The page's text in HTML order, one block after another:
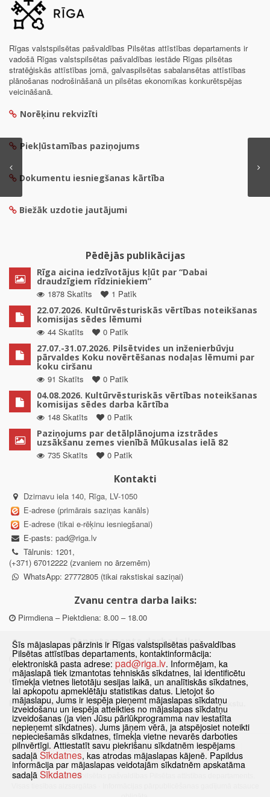
Rīgas valstspilsētas pašvaldības Pilsētas attīstības departaments ir
vadošā Rīgas valstspilsētas pašvaldības iestāde Rīgas pilsētas
stratēģiskās attīstības jomā, galvaspilsētas sabalansētas attīstības
plānošanas nodrošināšanā un pilsētas ekonomikas konkurētspējas
veicināšanā.
Norēķinu rekvizīti
Piekļūstamības paziņojums
Dokumentu iesniegšanas kārtība
Biežāk uzdotie jautājumi
Pēdējās publikācijas
Rīga aicina iedzīvotājus kļūt par “Dabai
draudzīgiem rīdziniekiem”
1878 Skatīts
1 Patīk
22.07.2026. Kultūrvēsturiskās vērtības noteikšanas
komisijas sēdes lēmumi
44 Skatīts
0 Patīk
27.07.-31.07.2026. Pilsētvides un inženierbūvju
pārvaldes Koku novērtēšanas nodaļas lēmumi par
koku ciršanu
91 Skatīts
0 Patīk
04.08.2026. Kultūrvēsturiskās vērtības noteikšanas
komisijas sēdes darba kārtība
148 Skatīts
0 Patīk
Paziņojums par detālplānojuma izstrādes
uzsākšanu zemes vienībā Mūkusalas ielā 82
735 Skatīts
0 Patīk
Kontakti
Dzirnavu iela 140, Rīga, LV-1050
E-adrese (primārais saziņas kanāls)
E-adrese (tikai e-rēķinu iesniegšanai)
E-pasts: pad@riga.lv
Tālrunis: 1201,
(+371) 67012222 (zvaniem no ārzemēm)
WhatsApp: 27772805 (tikai rakstiskai saziņai)
Zvanu centra darba laiks:
Pirmdiena – Piektdiena: 8.00 – 18.00
Departamenta darba laiks:
Pirmdiena, Ceturtdiena: 8.30 – 18.00
Otrdiena, Trešdiena: 8.30 – 17.00
Piektdiena: 8.30 – 15.00
Klātienes konsultācijas pieejamas tikai ar iepriekšēju pierakstu.
Sākums Jaunumi Biežāk uzdotie jautājumi
Lapas karte
Sīkdatnes
Kontakti
© 2021 Rīgas valstspilsētas pašvaldības Pilsētas attīstības departaments.
Šīs mājaslapas pārzinis ir Rīgas valstspilsētas pašvaldības
Pilsētas attīstības departaments, kontaktinformācija:
elektroniskā pasta adrese: pad@riga.lv. Informējam, ka
mājaslapā tiek izmantotas tehniskās sīkdatnes, lai identificētu
tīmekļa vietnes lietotāju sesijas laikā, un analītiskās sīkdatnes,
lai apkopotu apmeklētāju statistikas datus. Lietojot šo
mājaslapu, Jums ir iespēja pieņemt mājaslapas sīkdatņu
izveidošanu un iespēja atteikties no mājaslapas sīkdatņu
izveidošanas (ja vien Jūsu pārlūkprogramma nav iestatīta
nepieņemt sīkdatnes). Jums jāņem vērā, ja atspējosiet noteikti
nepieciešamās sīkdatnes, tīmekļa vietne nevarēs darboties
pilnvērtīgi. Attiestatīt savu piekrišanu sīkdatnēm iespējams
sadaļā Sīkdatnes, kas atrodas mājaslapas kājenē. Papildus
informācija par mājaslapas veidotajām sīkdatnēm apskatāma
sadaļā Sīkdatnes